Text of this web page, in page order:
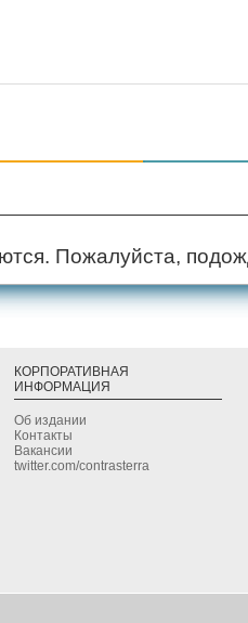
Пожалуйста,
КОРПОРАТИВНАЯ
ИНФОРМАЦИЯ
Об издании
Контакты
Вакансии
twitter.com/contrasterra